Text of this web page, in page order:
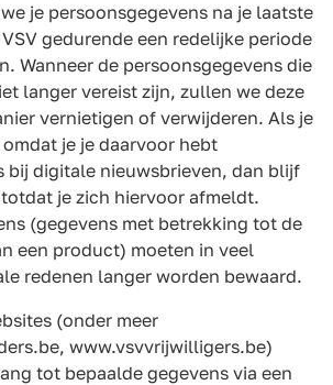
je persoonsgegevens na je laatste
gedurende een redelijke periode
Wanneer de persoonsgegevens die
langer vereist zijn, zullen we deze
vernietigen of verwijderen. Als je
je je daarvoor hebt
bij digitale nieuwsbrieven, dan blijf
je zich hiervoor afmeldt.
(gegevens met betrekking tot de
een product) moeten in veel
redenen langer worden bewaard.
(onder meer
www.vsvvrijwilligers.be)
tot bepaalde gegevens via een